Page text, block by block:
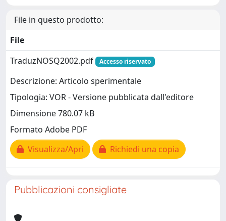
File in questo prodotto:
File
TraduzNOSQ2002.pdf
Accesso riservato
Descrizione: Articolo sperimentale
Tipologia: VOR - Versione pubblicata dall'editore
Dimensione 780.07 kB
Formato Adobe PDF
Visualizza/Apri
Richiedi una copia
Pubblicazioni consigliate